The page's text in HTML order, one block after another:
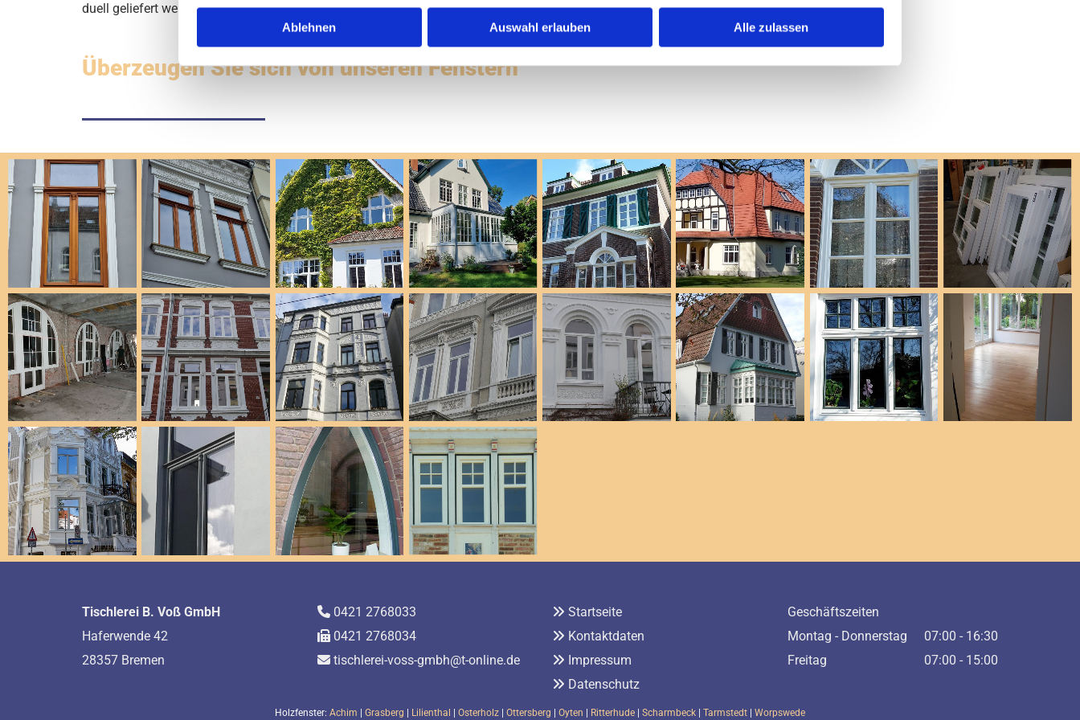
Ablehnen Auswahl erlauben Alle zulassen
du­ell ge­lie­fert wer­den.
Überzeugen Sie sich von unseren Fenstern
Tischlerei B. Voß GmbH
Haferwende 42
28357 Bremen
 0421 2768033
0421 2768034
 tischlerei-voss-gmbh@t-online.de
 Startseite
 Kontaktdaten
 Impressum
 Datenschutz
Geschäftszeiten
Montag - Donnerstag
07:00 - 16:30
Freitag
07:00 - 15:00
Holzfenster: Achim | Grasberg | Lilienthal | Osterholz | Ottersberg | Oyten | Ritterhude | Scharmbeck | Tarmstedt | Worpswede